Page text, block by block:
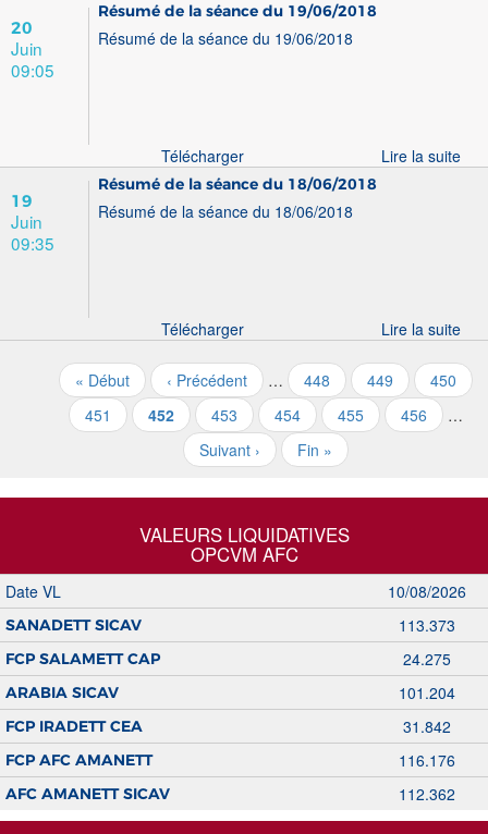
20
Juin
09:05
Résumé de la séance du 19/06/2018
Résumé de la séance du 19/06/2018
Lire la suite
Télécharger
19
Juin
09:35
Résumé de la séance du 18/06/2018
Résumé de la séance du 18/06/2018
Lire la suite
Télécharger
« Début ‹ Précédent … 448 449
450
451
452 453 454 455 456
…
Suivant ›
Fin »
VALEURS LIQUIDATIVES
OPCVM AFC
Date VL 10/08/2026
SANADETT SICAV 113.373
FCP SALAMETT CAP 24.275
ARABIA SICAV 101.204
FCP IRADETT CEA 31.842
FCP AFC AMANETT 116.176
AFC AMANETT SICAV 112.362